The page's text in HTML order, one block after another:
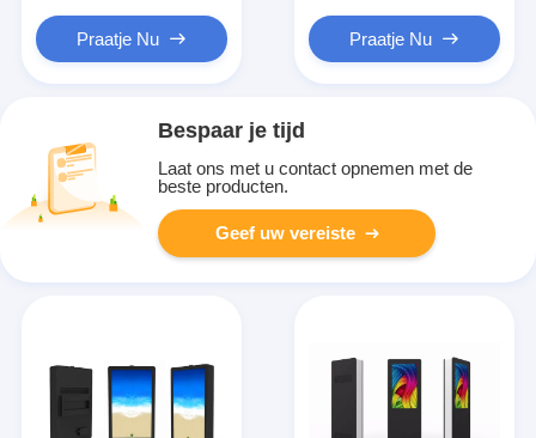
Praatje Nu Praatje Nu
Bespaar je tijd
Laat ons met u contact opnemen met de
beste producten.
Geef uw vereiste